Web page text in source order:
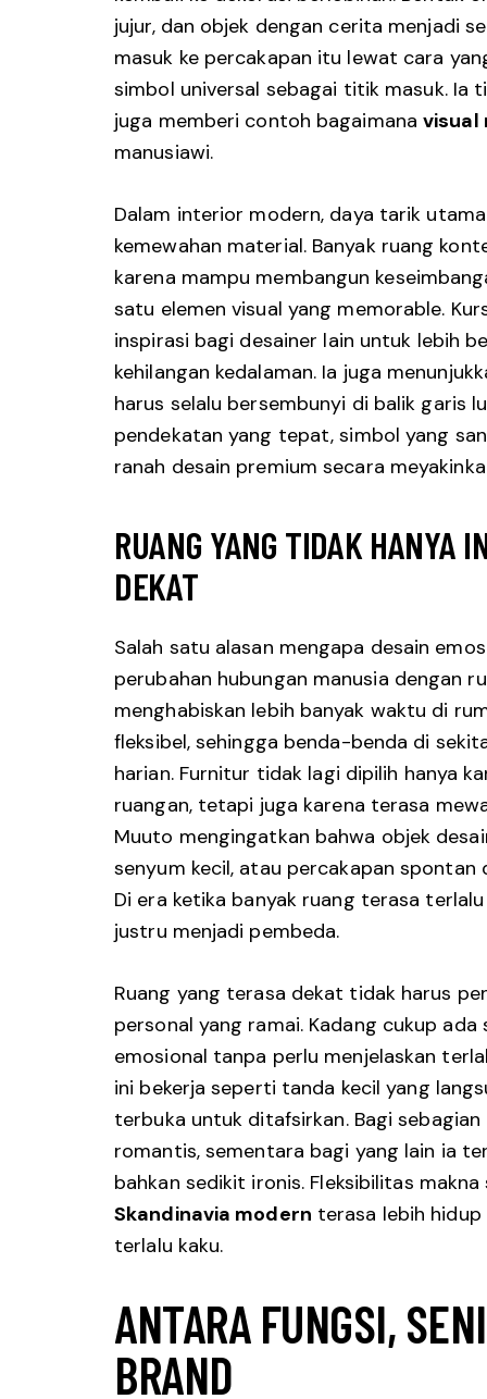
jujur, dan objek dengan cerita menjadi
masuk ke percakapan itu lewat cara
simbol universal sebagai titik masuk. Ia
juga memberi contoh bagaimanavisual
manusiawi.
Dalam interior modern, daya tarik
kemewahan material. Banyak ruang
karena mampu membangun
satu elemen visual yang memorable.
inspirasi bagi desainer lain untuk lebih
kehilangan kedalaman. Ia juga
harus selalu bersembunyi di balik garis
pendekatan yang tepat, simbol yang
ranah desain premium secara
RUANG YANG TIDAK HANYA
DEKAT
Salah satu alasan mengapa desain
perubahan hubungan manusia dengan
menghabiskan lebih banyak waktu di
fleksibel, sehingga benda-benda di
harian. Furnitur tidak lagi dipilih hanya
ruangan, tetapi juga karena terasa
Muuto mengingatkan bahwa objek
senyum kecil, atau percakapan
Di era ketika banyak ruang terasa
justru menjadi pembeda.
Ruang yang terasa dekat tidak harus
personal yang ramai. Kadang cukup
emosional tanpa perlu menjelaskan
ini bekerja seperti tanda kecil yang
terbuka untuk ditafsirkan. Bagi
romantis, sementara bagi yang lain ia
bahkan sedikit ironis. Fleksibilitas
Skandinavia modern terasa lebih
terlalu kaku.
ANTARA FUNGSI,
BRAND